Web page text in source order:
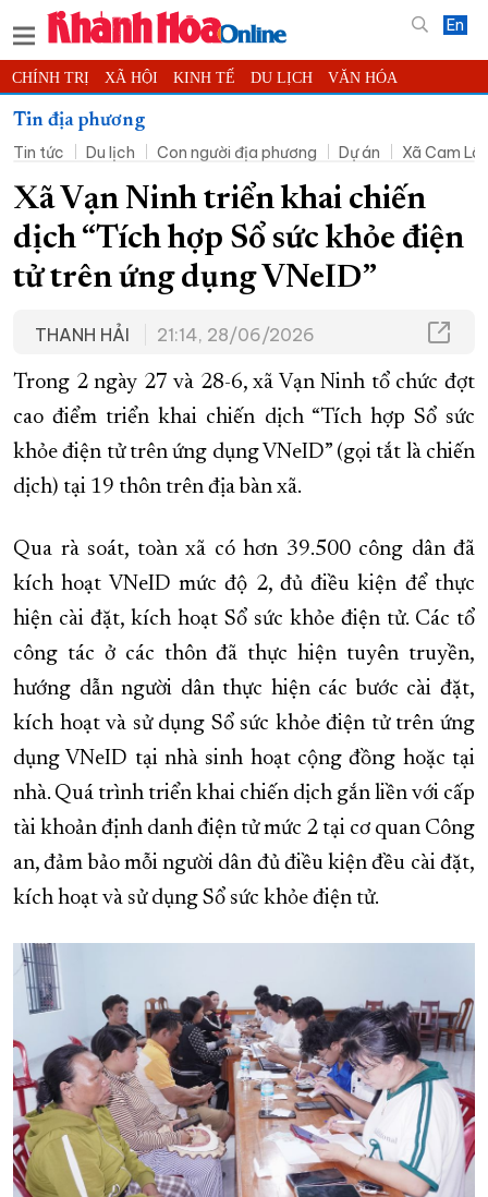
En
CHÍNH TRỊ XÃ HỘI KINH TẾ DU LỊCH VĂN HÓA
THỂ THAO ĐỜI SỐNG
KHOA HỌC - CÔNG NGHỆ PHÁP LUẬT BẠN ĐỌC PHÓNG SỰ
THẾ GIỚI MULTIMEDIA VIDEO ĐỌC BÁO ONLINE
PODCAST THÔNG TIN - QUẢNG CÁO
QUY HOẠCH TỈNH KHÁNH HÒA
CHUNG TAY CẢI CÁCH HÀNH CHÍNH
XÂY DỰNG NÔNG THÔN MỚI LỊCH CẮT ĐIỆN
TÀU - XE - MÁY BAY
KỶ NIỆM 370 NĂM XÂY DỰNG VÀ PHÁT TRIỂN TỈNH KHÁNH HÒA
KHOẢNH KHẮC ĐẸP XỨ TRẦM
ĐẠI HỘI ĐẢNG CÁC CẤP TRANG CHỦ VỀ BÁO KHÁNH HÒA
Tin địa phương
Tin tức
Du lịch Con người địa phương Dự án Xã Cam
Xã Vạn Ninh triển khai chiến
dịch “Tích hợp Sổ sức khỏe điện
tử trên ứng dụng VNeID”
THANH HẢI 21:14, 28/06/2026
Trong 2 ngày 27 và 28-6, xã Vạn Ninh tổ chức đợt
cao điểm triển khai chiến dịch “Tích hợp Sổ sức
khỏe điện tử trên ứng dụng VNeID” (gọi tắt là chiến
dịch) tại 19 thôn trên địa bàn xã.
Qua rà soát, toàn xã có hơn 39.500 công dân đã
kích hoạt VNeID mức độ 2, đủ điều kiện để thực
hiện cài đặt, kích hoạt Sổ sức khỏe điện tử. Các tổ
công tác ở các thôn đã thực hiện tuyên truyền,
hướng dẫn người dân thực hiện các bước cài đặt,
kích hoạt và sử dụng Sổ sức khỏe điện tử trên ứng
dụng VNeID tại nhà sinh hoạt cộng đồng hoặc tại
nhà. Quá trình triển khai chiến dịch gắn liền với cấp
tài khoản định danh điện tử mức 2 tại cơ quan Công
an, đảm bảo mỗi người dân đủ điều kiện đều cài đặt,
kích hoạt và sử dụng Sổ sức khỏe điện tử.